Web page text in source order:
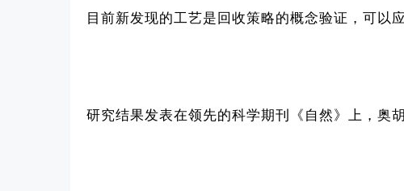
目前新发现的工艺是回收策略的概念验证，可以
研究结果发表在领先的科学期刊《自然》上，奥